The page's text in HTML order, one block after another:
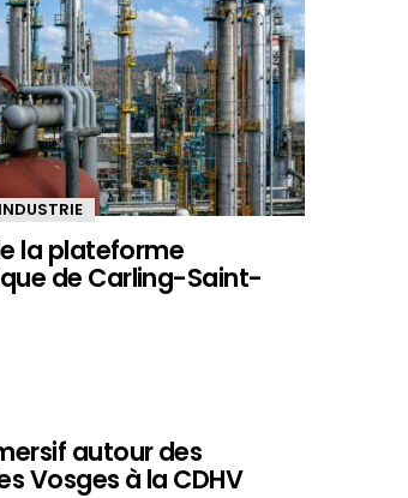
INDUSTRIE
la plateforme
de Carling-Saint-
autour des
Vosges à la CDHV